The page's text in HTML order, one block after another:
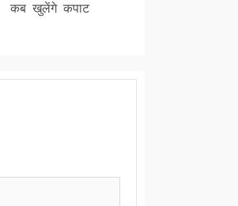
कब खुलेंगे कपाट